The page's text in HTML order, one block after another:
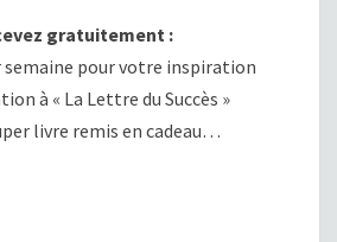
gratuitement :
pour votre inspiration
à « La Lettre du Succès »
livre remis en cadeau…